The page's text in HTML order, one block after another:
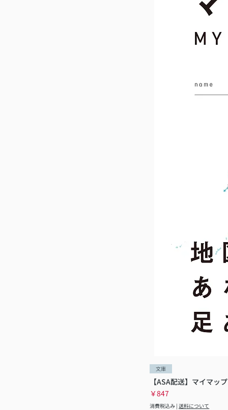
文庫
【ASA配送】マイマッ
価格
￥847
消費税込み |送料について